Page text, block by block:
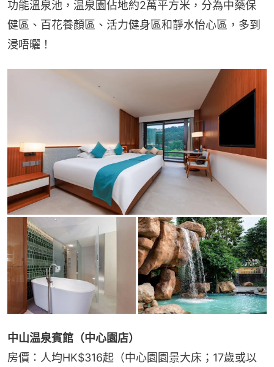
功能溫泉池，温泉園佔地約2萬平方米，分為中藥保
健區、百花養顏區、活力健身區和靜水怡心區，多到
浸唔曬！
中山温泉賓館（中心園店）
房價：人均HK$316起（中心園園景大床；17歲或以